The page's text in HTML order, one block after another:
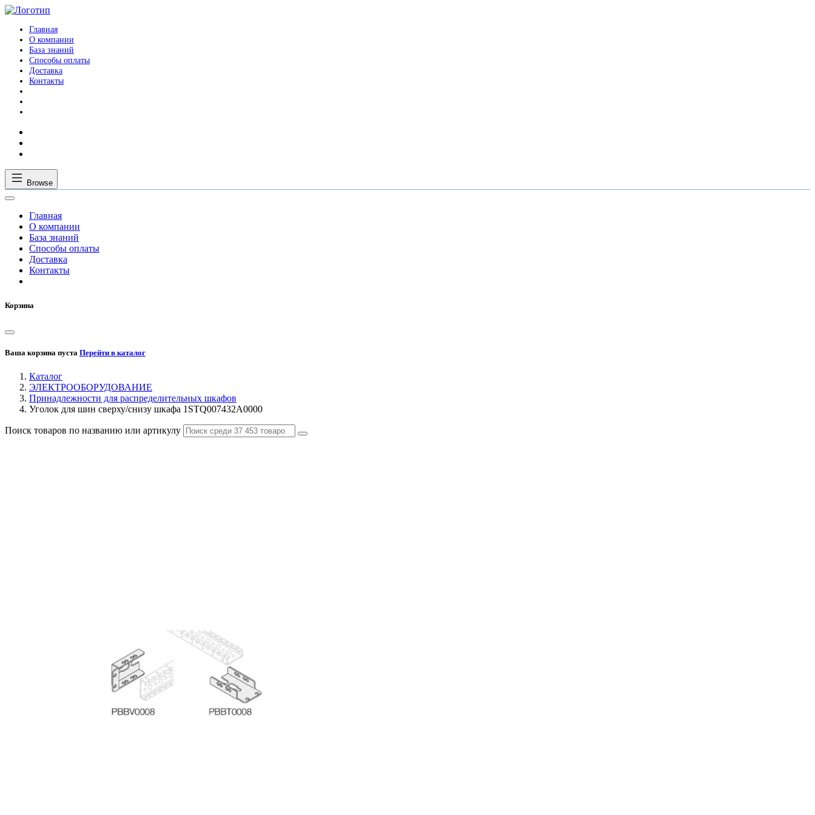
Главная
О компании
База знаний
Способы оплаты
Доставка
Контакты
Browse
Главная
О компании
База знаний
Способы оплаты
Доставка
Контакты
Корзина
Ваша корзина пуста Перейти в каталог
Каталог
ЭЛЕКТРООБОРУДОВАНИЕ
Принадлежности для распределительных шкафов
Уголок для шин сверху/снизу шкафа 1STQ007432A0000
Поиск товаров по названию или артикулу